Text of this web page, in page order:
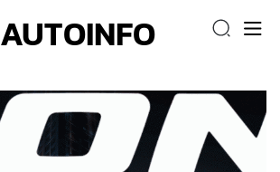
AUTOINFO